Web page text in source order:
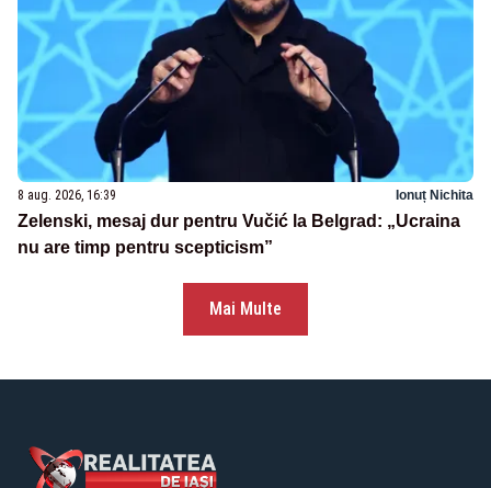
8 aug. 2026, 16:39 Ionuț Nichita
Zelenski, mesaj dur pentru Vučić la Belgrad: „Ucraina
nu are timp pentru scepticism”
Mai Multe